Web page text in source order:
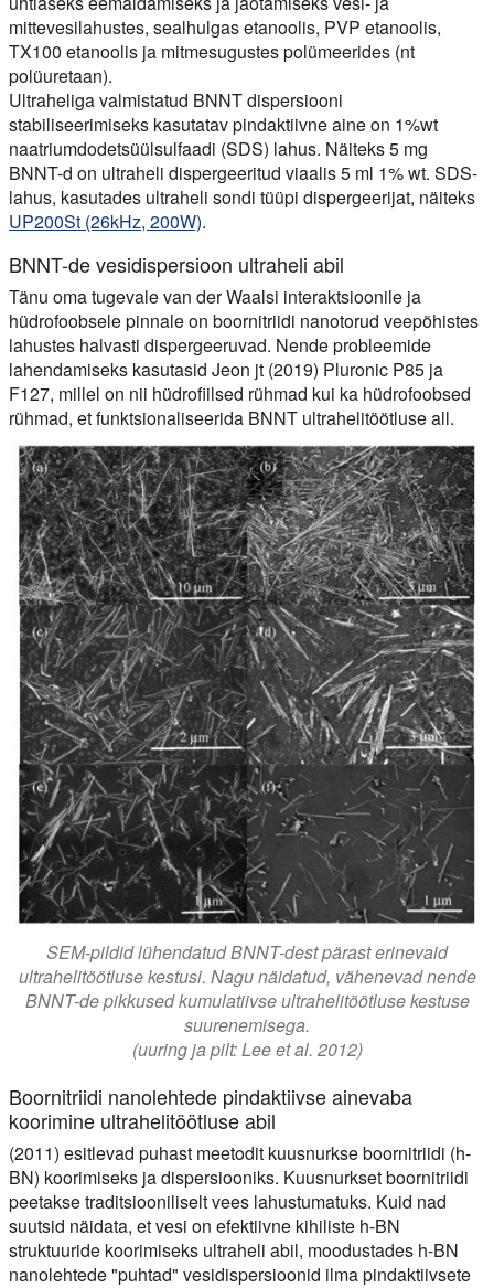
mittevesilahustes, sealhulgas etanoolis, PVP etanoolis,
TX100 etanoolis ja mitmesugustes polümeerides (nt
polüuretaan).
Ultraheliga valmistatud BNNT dispersiooni
stabiliseerimiseks kasutatav pindaktiivne aine on 1%wt
naatriumdodetsüülsulfaadi (SDS) lahus. Näiteks 5 mg
BNNT-d on ultraheli dispergeeritud viaalis 5 ml 1% wt. SDS-
lahus, kasutades ultraheli sondi tüüpi dispergeerijat, näiteks
UP200St (26kHz, 200W).
BNNT-de vesidispersioon ultraheli abil
Tänu oma tugevale van der Waalsi interaktsioonile ja
hüdrofoobsele pinnale on boornitriidi nanotorud veepõhistes
lahustes halvasti dispergeeruvad. Nende probleemide
lahendamiseks kasutasid Jeon jt (2019) Pluronic P85 ja
F127, millel on nii hüdrofiilsed rühmad kui ka hüdrofoobsed
rühmad, et funktsionaliseerida BNNT ultrahelitöötluse all.
SEM-pildid lühendatud BNNT-dest pärast erinevaid
ultrahelitöötluse kestusi. Nagu näidatud, vähenevad nende
BNNT-de pikkused kumulatiivse ultrahelitöötluse kestuse
suurenemisega.
(uuring ja pilt: Lee et al. 2012)
Boornitriidi nanolehtede pindaktiivse ainevaba
koorimine ultrahelitöötluse abil
(2011) esitlevad puhast meetodit kuusnurkse boornitriidi (h-
BN) koorimiseks ja dispersiooniks. Kuusnurkset boornitriidi
peetakse traditsiooniliselt vees lahustumatuks. Kuid nad
suutsid näidata, et vesi on efektiivne kihiliste h-BN
struktuuride koorimiseks ultraheli abil, moodustades h-BN
nanolehtede "puhtad" vesidispersioonid ilma pindaktiivsete